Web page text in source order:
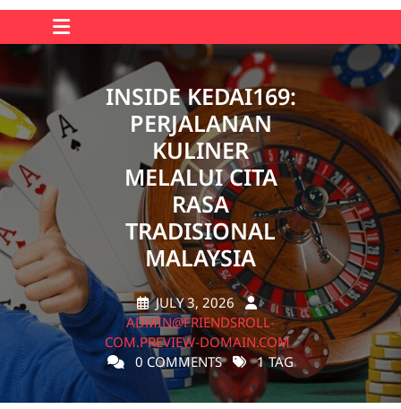
INSIDE KEDAI169:
PERJALANAN
KULINER
MELALUI CITA
RASA
TRADISIONAL
MALAYSIA
JULY 3, 2026
ADMIN@FRIENDSROLL-
COM.PREVIEW-DOMAIN.COM
0 COMMENTS
1 TAG